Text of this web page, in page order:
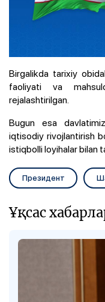
Birgalikda tarixiy
faoliyati va
rejalashtirilgan.
Bugun esa
iqtisodiy rivojlantirish
istiqbolli loyihalar bilan
Президент
Ұқсас